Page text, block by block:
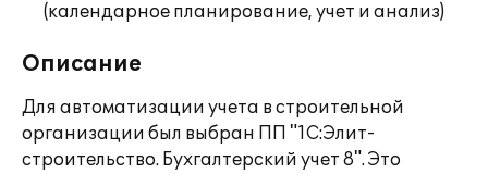
(календарное планирование, учет и анализ)
Описание
Для автоматизации учета в строительной
организации был выбран ПП "1С:Элит-
строительство. Бухгалтерский учет 8". Это